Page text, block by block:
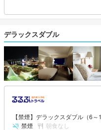
デラックスダブル
【禁煙】デラックスダブル（6～
禁煙
朝食なし